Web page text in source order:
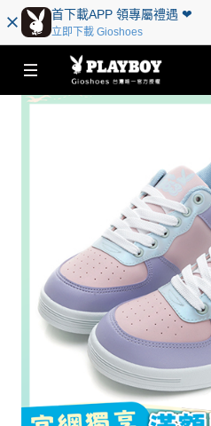
首下載APP 領專屬禮遇 ❤︎
立即下載 Gioshoes